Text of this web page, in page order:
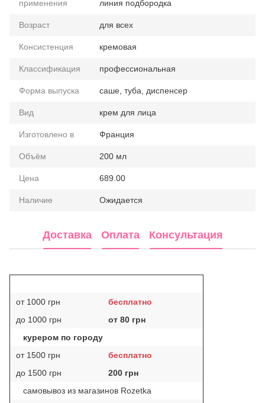
применения линия подбородка
Возраст для всех
Консистенция кремовая
Классификация профессиональная
Форма выпуска саше, туба, диспенсер
Вид крем для лица
Изготовлено в Франция
Объём 200 мл
Цена 689.00
Наличие Ожидается
Доставка Оплата Консультация
от 1000 грн
бесплатно
до 1000 грн
от 80 грн
курером по городу
от 1500 грн
бесплатно
до 1500 грн
200 грн
самовывоз из магазинов Rozetka